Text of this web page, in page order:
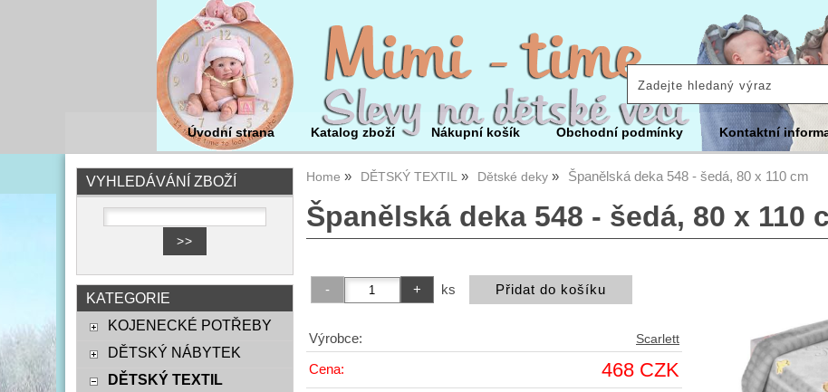
Úvodní strana Katalog zboží Nákupní košík Obchodní podmínky Kontaktní
Home DĚTSKÝ TEXTIL Dětské deky Španělská deka 548 - šedá, 80 x 110 cm
Španělská deka 548 - šedá, 80 x 110
ks
Výrobce: Scarlett
Cena: 468 CZK
VYHLEDÁVÁNÍ ZBOŽÍ
KATEGORIE
KOJENECKÉ POTŘEBY
DĚTSKÝ NÁBYTEK
DĚTSKÝ TEXTIL